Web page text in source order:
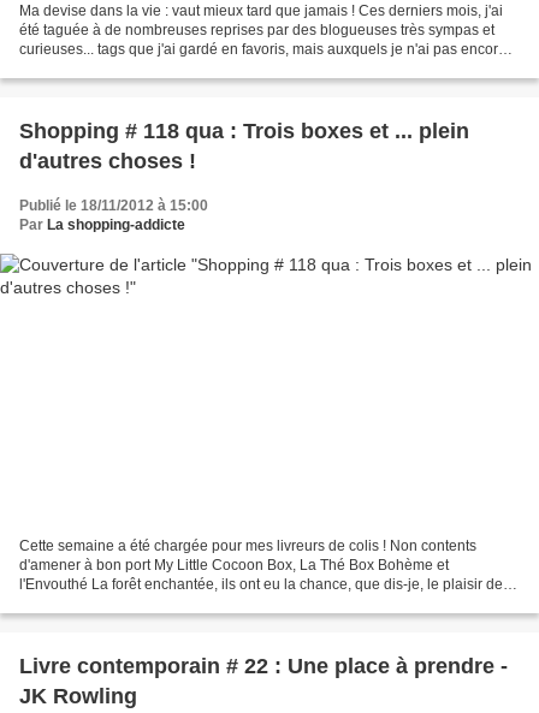
Ma devise dans la vie : vaut mieux tard que jamais ! Ces derniers mois, j'ai
été taguée à de nombreuses reprises par des blogueuses très sympas et
curieuses... tags que j'ai gardé en favoris, mais auxquels je n'ai pas encore
Shopping # 118 qua : Trois boxes et ... plein
d'autres choses !
Publié le 18/11/2012 à 15:00
Par La shopping-addicte
Cette semaine a été chargée pour mes livreurs de colis ! Non contents
d'amener à bon port My Little Cocoon Box, La Thé Box Bohème et
l'Envouthé La forêt enchantée, ils ont eu la chance, que dis-je, le plaisir de
Livre contemporain # 22 : Une place à prendre -
JK Rowling